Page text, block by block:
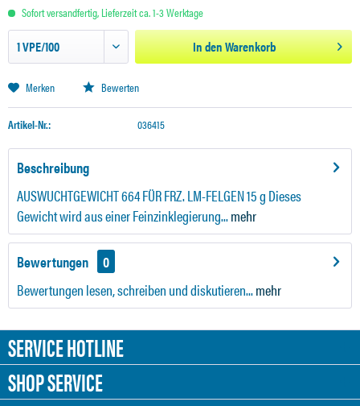
Sofort versandfertig, Lieferzeit ca. 1-3 Werktage
In denWarenkorb
Merken Bewerten
Artikel-Nr.: 036415
Beschreibung
AUSWUCHTGEWICHT 664 FÜR FRZ. LM-FELGEN 15 g Dieses
Gewicht wird aus einer Feinzinklegierung...mehr
Bewertungen
0
Bewertungen lesen, schreiben und diskutieren...mehr
SERVICE HOTLINE
SHOP SERVICE